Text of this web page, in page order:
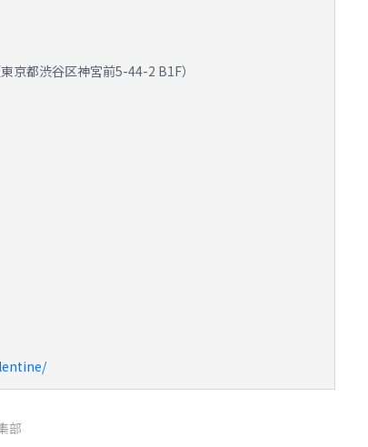
京都渋谷区神宮前5-44-2 B1F）
部